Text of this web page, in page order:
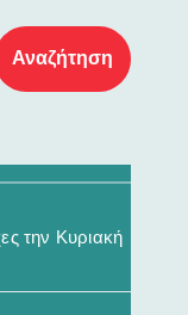
Αναζήτηση
την Κυριακή